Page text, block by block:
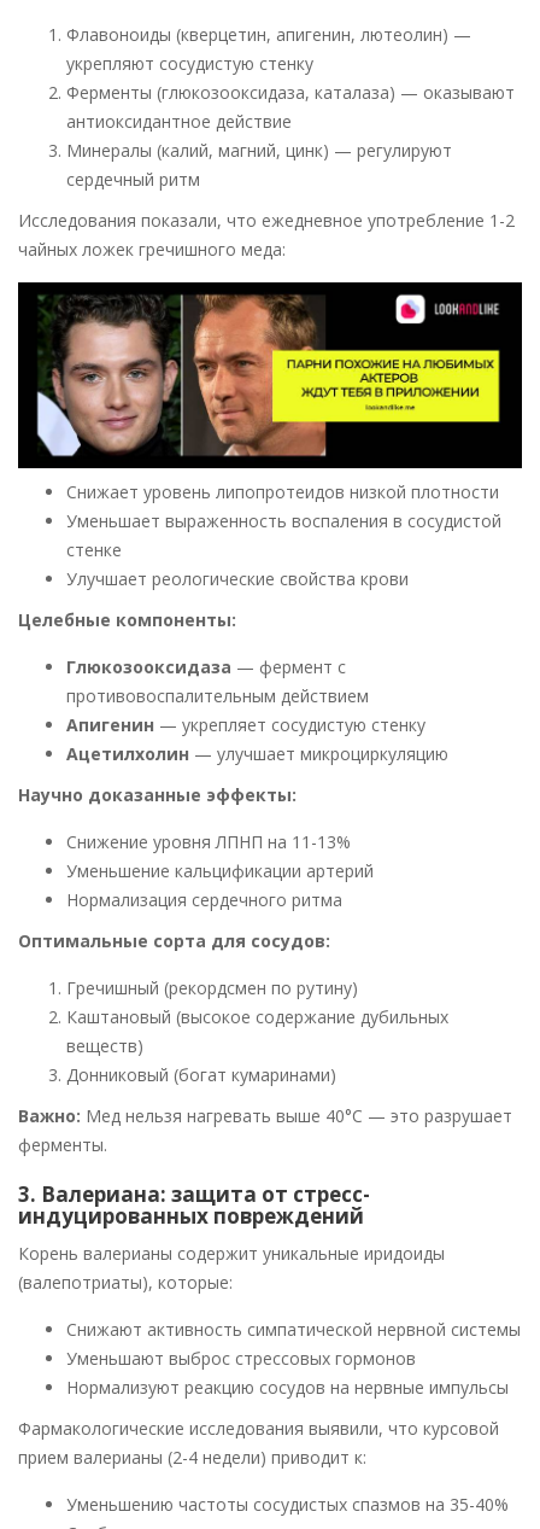
Флавоноиды (кверцетин, апигенин, лютеолин) —
укрепляют сосудистую стенку
Ферменты (глюкозооксидаза, каталаза) — оказывают
антиоксидантное действие
Минералы (калий, магний, цинк) — регулируют
сердечный ритм
Исследования показали, что ежедневное употребление 1-2
чайных ложек гречишного меда:
Снижает уровень липопротеидов низкой плотности
Уменьшает выраженность воспаления в сосудистой
стенке
Улучшает реологические свойства крови
Целебные компоненты:
Глюкозооксидаза — фермент с
противовоспалительным действием
Апигенин — укрепляет сосудистую стенку
Ацетилхолин — улучшает микроциркуляцию
Научно доказанные эффекты:
Снижение уровня ЛПНП на 11-13%
Уменьшение кальцификации артерий
Нормализация сердечного ритма
Оптимальные сорта для сосудов:
Гречишный (рекордсмен по рутину)
Каштановый (высокое содержание дубильных
веществ)
Донниковый (богат кумаринами)
Важно: Мед нельзя нагревать выше 40°C — это разрушает
ферменты.
3. Валериана: защита от стресс-
индуцированных повреждений
Корень валерианы содержит уникальные иридоиды
(валепотриаты), которые:
Снижают активность симпатической нервной системы
Уменьшают выброс стрессовых гормонов
Нормализуют реакцию сосудов на нервные импульсы
Фармакологические исследования выявили, что курсовой
прием валерианы (2-4 недели) приводит к:
Уменьшению частоты сосудистых спазмов на 35-40%